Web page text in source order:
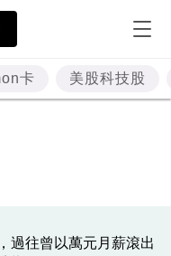
卡 美股科技股
過往曾以萬元月薪滾出